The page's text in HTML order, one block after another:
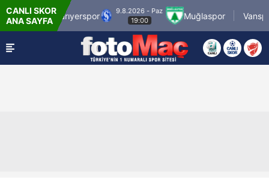
CANLI SKOR
ANA SAYFA
Grup Sarıyerspor
9.8.2026 - Paz
Muğlaspor Vanspor